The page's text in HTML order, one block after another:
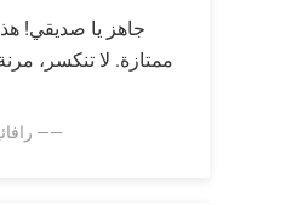
جاهز يا صديقي!
ممتازة. لا تنكسر،
——